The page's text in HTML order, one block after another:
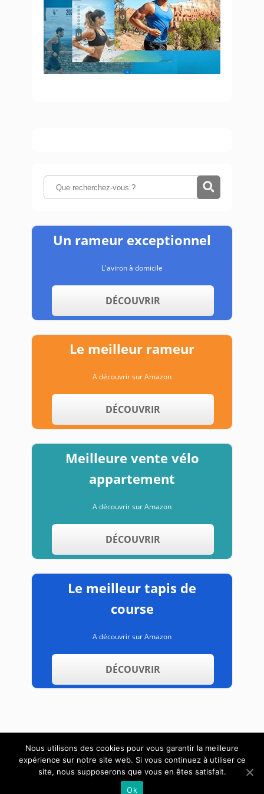
Un rameur exceptionnel
L'aviron à domicile
DÉCOUVRIR
Le meilleur rameur
A découvrir sur Amazon
DÉCOUVRIR
Meilleure vente vélo
appartement
A découvrir sur Amazon
DÉCOUVRIR
Le meilleur tapis de
course
A découvrir sur Amazon
DÉCOUVRIR
A propos Contact Mentions légales
Nous utilisons des cookies pour vous garantir la meilleure
expérience sur notre site web. Si vous continuez à utiliser ce
site, nous supposerons que vous en êtes satisfait.
Ok